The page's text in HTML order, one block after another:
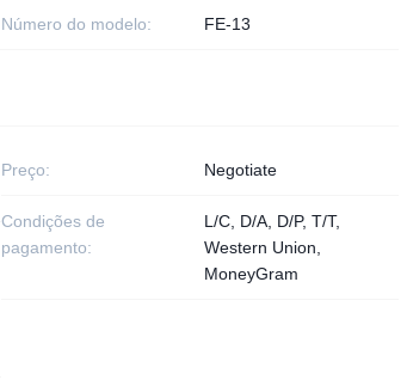
Número do modelo: FE-13
Preço: Negotiate
Condições de
pagamento:
L/C, D/A, D/P, T/T,
Western Union,
MoneyGram